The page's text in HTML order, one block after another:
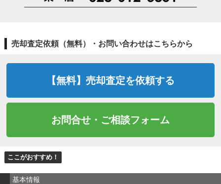
売却査定依頼（無料）・お問い合わせはこちらから
【無料】売却査定を依頼する
お問合せ・ご相談フォーム
ここがおすすめ！
基本情報